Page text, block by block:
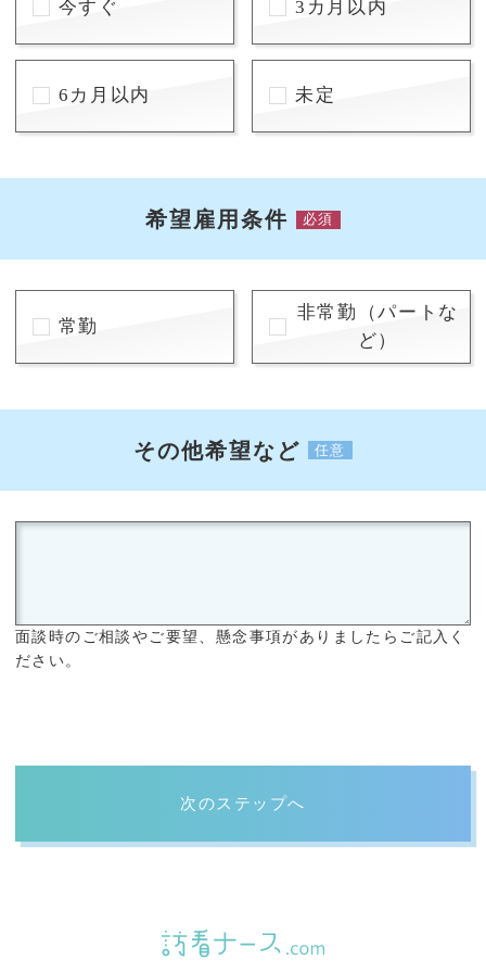
今すぐ 3カ月以内
6カ月以内 未定
希望雇用条件 必須
常勤
非常勤（パートな
ど）
その他希望など 任意
面談時のご相談やご要望、懸念事項がありましたらご記入く
ださい。
次のステップへ